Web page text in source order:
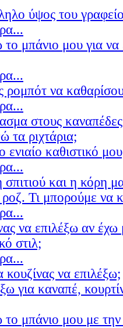
ύψος του
μπάνιο μου για να
να
στους
τα ριχτάρια;
καθιστικό
και η κόρη
ροζ. Τι μπορούμε να
να επιλέξω αν έχω
στιλ;
να επιλέξω;
για καναπέ,
μπάνιο μου με την